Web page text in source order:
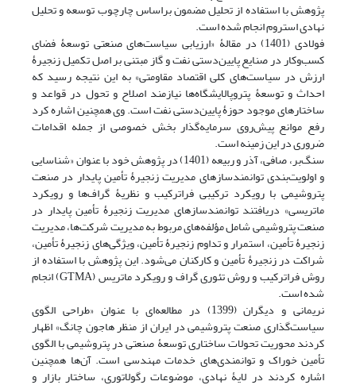
پژوهش با استفاده از تحلیل مضمون براساس چارچوب توسعه و تحلیل
نهادی استروم انجام شده است.
فولادی (1401) در مقالۀ «ارزیابی سیاست‌های صنعتی توسعۀ فضای
کسب‌وکار در صنایع پایین‌دستی نفت و گاز مبتنی بر اصل تکمیل زنجیرۀ
ارزش در سیاست‌های کلی اقتصاد مقاومتی» به این نتیجه رسید که
احداث و توسعۀ پتروپالایشگاه‌ها نیازمند اصلاح و تحول در قواعد و
ساختارهای موجود حوزۀ پایین‌دستی نفت است. وی همچنین اشاره کرد
رفع موانع پیش‌روی سرمایه‌گذار بخش خصوصی از جمله اقدامات
ضروری در این زمینه است.
سنگ‌بر، صافی، آذر و ربیعه (1401) در پژوهش خود با عنوان «شناسایی
و اولویت‌بندی توانمندسازهای مدیریت زنجیرۀ تأمین پایدار در صنعت
پتروشیمی با رویکرد ترکیبی فراترکیب و نظریۀ گراف‌ها و رویکرد
ماتریسی» دریافتند توانمندسازهای مدیریت زنجیرۀ تأمین پایدار در
صنعت پتروشیمی شامل مؤلفه‌های مربوط به مدیریت شرکت‌ها، مدیریت
زنجیرۀ تأمین، استمرار و تداوم زنجیرۀ تأمین، ویژگی‌های زنجیرۀ تأمین،
شراکت در زنجیرۀ تأمین و کارکنان می‌شود. این پژوهش با استفاده از
روش فراترکیب و روش تئوری گراف و رویکرد ماتریس (GTMA) انجام
شده است.
نریمانی و دیگران (1399) در مطالعه‌ای با عنوان «طراحی الگوی
سیاست‌گذاری صنعت پتروشیمی در ایران از منظر هاجون چانگ» اظهار
کردند محوریت تحولات ساختاری توسعۀ صنعتی در پتروشیمی با الگوی
تأمین خوراک و توانمندی‌های خدمات مهندسی است. آن‌ها همچنین
اشاره کردند در لایۀ نهادی، موضوعات رگولاتوری، ساختار بازار و